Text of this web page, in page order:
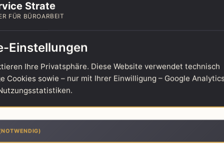
für Immobilienmakler
Strate
FÜR BÜROARBEIT
Einstellungen
Ihre Privatsphäre. Diese Website verwendet technisch
Cookies sowie – nur mit Ihrer Einwilligung – Google